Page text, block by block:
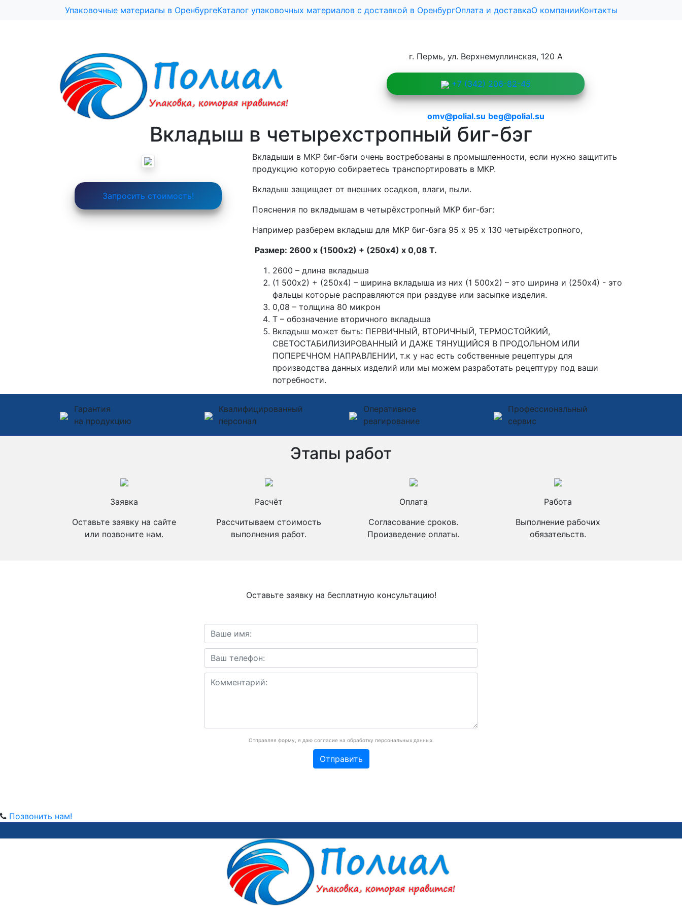
Упаковочные материалы в ОренбургеКаталог упаковочных материалов с доставкой в ОренбургОплата и доставкаО компанииКонтакты
г. Пермь, ул. Верхнемуллинская, 120 А
+7 (342) 206-82-45
omv@polial.su beg@polial.su
Вкладыш в четырехстропный биг-бэг
Запросить стоимость!
Вкладыши в МКР биг-бэги очень востребованы в промышленности, если нужно защитить
продукцию которую собираетесь транспортировать в МКР.
Вкладыш защищает от внешних осадков, влаги, пыли.
Пояснения по вкладышам в четырёхстропный МКР биг-бэг:
Например разберем вкладыш для МКР биг-бэга 95 х 95 х 130 четырёхстропного,
Размер: 2600 х (1500х2) + (250х4) х 0,08 Т.
2600 – длина вкладыша
(1 500х2) + (250х4) – ширина вкладыша из них (1 500х2) – это ширина и (250х4) - это
фальцы которые расправляются при раздуве или засыпке изделия.
0,08 – толщина 80 микрон
Т – обозначение вторичного вкладыша
Вкладыш может быть: ПЕРВИЧНЫЙ, ВТОРИЧНЫЙ, ТЕРМОСТОЙКИЙ,
СВЕТОСТАБИЛИЗИРОВАННЫЙ И ДАЖЕ ТЯНУЩИЙСЯ В ПРОДОЛЬНОМ ИЛИ
ПОПЕРЕЧНОМ НАПРАВЛЕНИИ, т.к у нас есть собственные рецептуры для
производства данных изделий или мы можем разработать рецептуру под ваши
потребности.
Гарантия
на продукцию
Квалифицированный
персонал
Оперативное
реагирование
Профессиональный
сервис
Этапы работ
Заявка
Оставьте заявку на сайте
или позвоните нам.
Расчёт
Рассчитываем стоимость
выполнения работ.
Оплата
Согласование сроков.
Произведение оплаты.
Работа
Выполнение рабочих
обязательств.
Оставьте заявку на бесплатную консультацию!
Отправляя форму, я даю согласие на обработку персональных данных.
Позвонить нам!